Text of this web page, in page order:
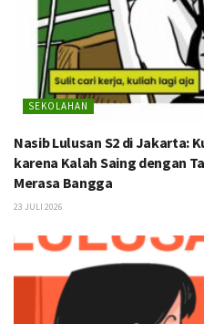
SEKOLAHAN
Nasib Lulusan S2 di Jakarta:
karena Kalah Saing dengan
Merasa Bangga
23 JULI 2026